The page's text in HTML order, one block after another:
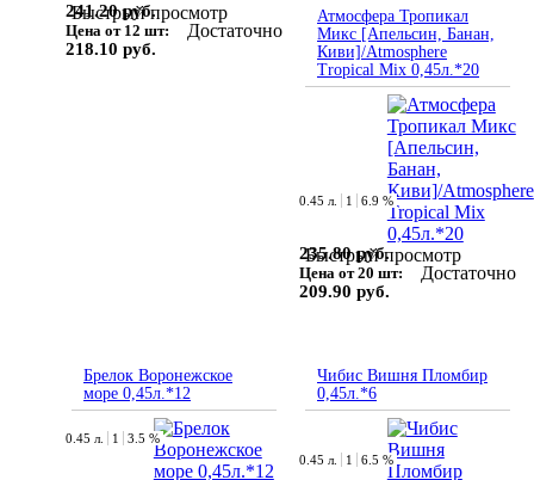
Быстрый просмотр
241.20 руб.
Цена от 12 шт:
218.10 руб.
Достаточно
Атмосфера Тропикал
Микс [Апельсин, Банан,
Киви]/Atmosphere
Tropical Mix 0,45л.*20
Быстрый просмотр
0.45 л. 1 6.9 %
235.80 руб.
Цена от 20 шт:
209.90 руб.
Достаточно
Брелок Воронежское
море 0,45л.*12
0.45 л. 1 3.5 %
Чибис Вишня Пломбир
0,45л.*6
0.45 л. 1 6.5 %